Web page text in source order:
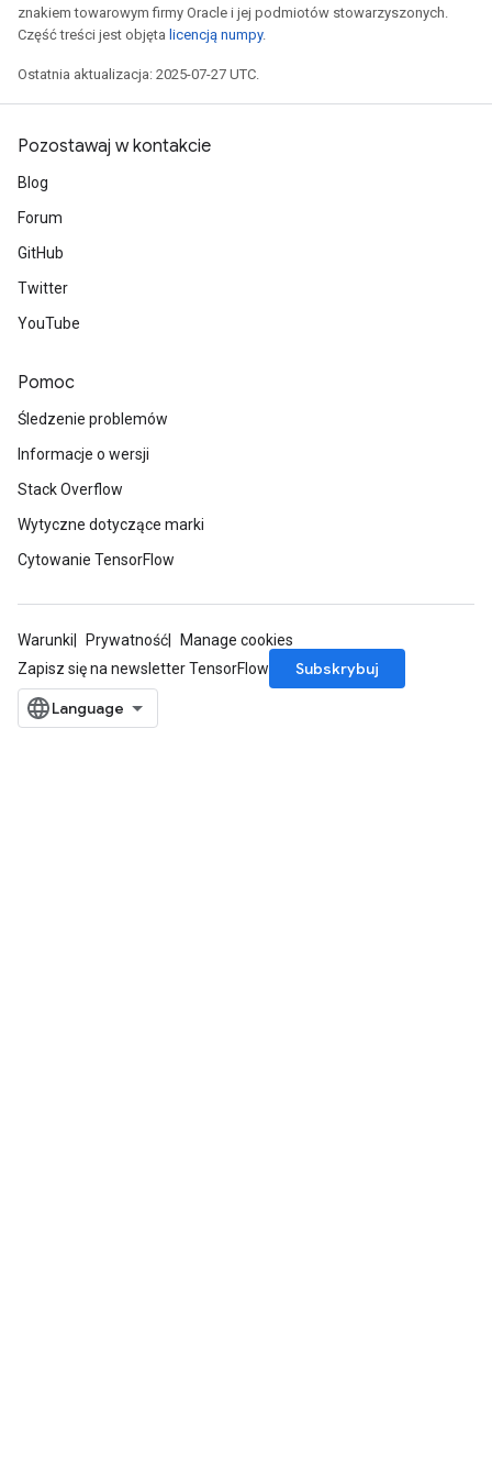
znakiem towarowym firmy Oracle i jej podmiotów stowarzyszonych.
Część treści jest objęta licencją numpy.
Ostatnia aktualizacja: 2025-07-27 UTC.
Pozostawaj w kontakcie
Blog
Forum
GitHub
Twitter
YouTube
Pomoc
Śledzenie problemów
Informacje o wersji
Stack Overflow
Wytyczne dotyczące marki
Cytowanie TensorFlow
Warunki Prywatność
Manage cookies
Zapisz się na newsletter TensorFlow
Subskrybuj